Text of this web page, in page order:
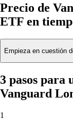
Precio de
ETF en
Empieza en cuestión
3 pasos para
Vanguard
1